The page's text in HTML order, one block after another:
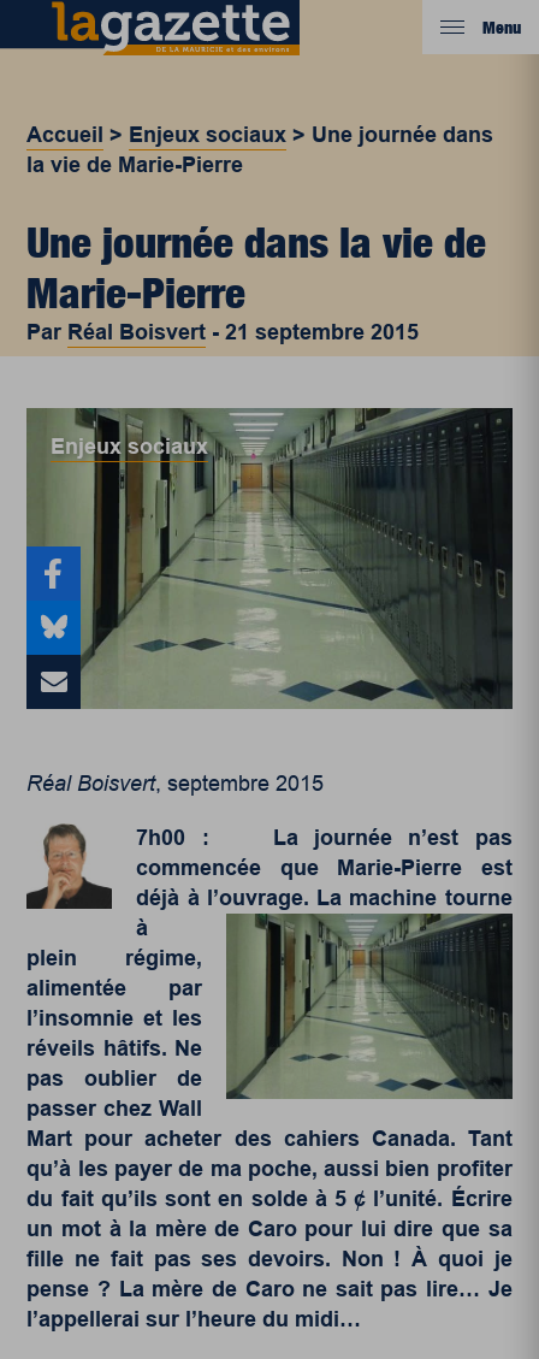
Menu
Accueil > Enjeux sociaux > Une journée dans
la vie de Marie-Pierre
Une journée dans la vie de
Marie-Pierre
Par Réal Boisvert -21 septembre 2015
Enjeux sociaux
Réal Boisvert, septembre 2015
7h00 : La journée n’est pas
commencée que Marie-Pierre est
déjà à l’ouvrage. La machine tourne
à
plein régime,
alimentée par
l’insomnie et les
réveils hâtifs. Ne
pas oublier de
passer chez Wall
Mart pour acheter des cahiers Canada. Tant
qu’à les payer de ma poche, aussi bien profiter
du fait qu’ils sont en solde à 5 ¢ l’unité. Écrire
un mot à la mère de Caro pour lui dire que sa
fille ne fait pas ses devoirs. Non ! À quoi je
pense ? La mère de Caro ne sait pas lire… Je
l’appellerai sur l’heure du midi…